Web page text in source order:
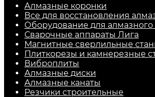
Алмазные коронки
Все для восстановления
Оборудование для алмазного
Сварочные аппараты Лига
Магнитные сверлильные
Плиткорезы и камнерезные
Виброплиты
Алмазные диски
Алмазные канаты
Резчики строительные